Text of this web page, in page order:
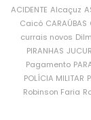
ACIDENTE Alcaçuz
Caicó CARAÚBAS
currais novos
PIRANHAS
Pagamento
POLÍCIA MILITAR
Robinson Faria